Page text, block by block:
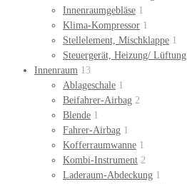
Innenraumgebläse 1
Klima-Kompressor 1
Stellelement, Mischklappe 1
Steuergerät, Heizung/ Lüftung
Innenraum 13
Ablageschale 1
Beifahrer-Airbag 2
Blende 1
Fahrer-Airbag 1
Kofferraumwanne 1
Kombi-Instrument 2
Laderaum-Abdeckung 1